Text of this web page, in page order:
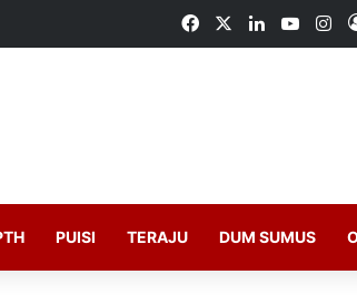
FacebookLinkedIn
PUISI TERAJU DUM SUMUS